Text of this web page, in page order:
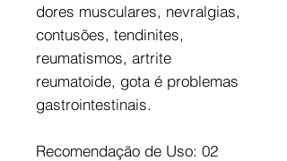
dores musculares, nevralgias,
contusões, tendinites,
reumatismos, artrite
reumatoide, gota é problemas
gastrointestinais.
Recomendação de Uso: 02